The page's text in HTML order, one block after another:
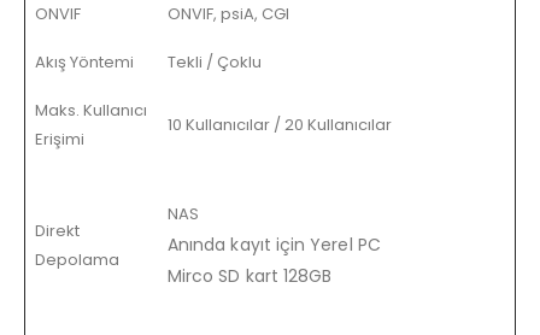
ONVIF ONVIF, psiA, CGI
Akış Yöntemi Tekli / Çoklu
Maks. Kullanıcı
Erişimi
10 Kullanıcılar / 20 Kullanıcılar
Direkt
Depolama
NAS
Anında kayıt için Yerel PC
Mirco SD kart 128GB